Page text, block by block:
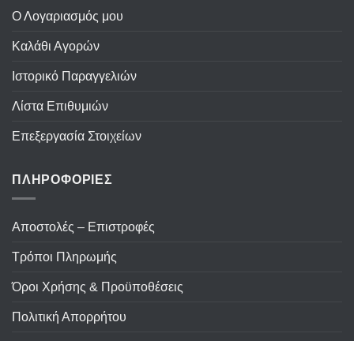
Ο Λογαριασμός μου
Καλάθι Αγορών
Ιστορικό Παραγγελιών
Λίστα Επιθυμιών
Επεξεργασία Στοιχείων
ΠΛΗΡΟΦΟΡΙΕΣ
Αποστολές – Επιστροφές
Τρόποι Πληρωμής
Όροι Χρήσης & Προϋποθέσεις
Πολιτική Απορρήτου